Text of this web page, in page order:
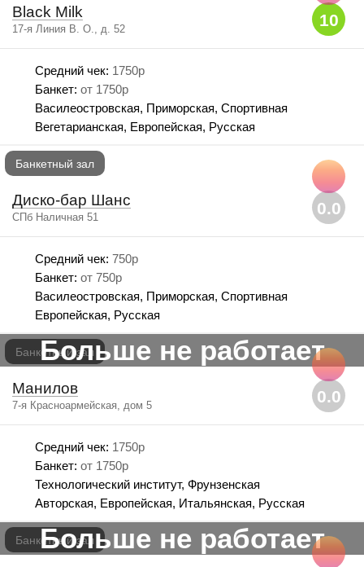
10
Black Milk
17-я Линия В. О., д. 52
Средний чек: 1750р
Банкет: от 1750р
Василеостровская, Приморская, Спортивная
Вегетарианская, Европейская, Русская
Банкетный зал
0.0
Диско-бар Шанс
СПб Наличная 51
Средний чек: 750р
Банкет: от 750р
Василеостровская, Приморская, Спортивная
Европейская, Русская
Банкетный зал
Больше не работает
0.0
Манилов
7-я Красноармейская, дом 5
Средний чек: 1750р
Банкет: от 1750р
Технологический институт, Фрунзенская
Авторская, Европейская, Итальянская, Русская
Банкетный зал
Больше не работает